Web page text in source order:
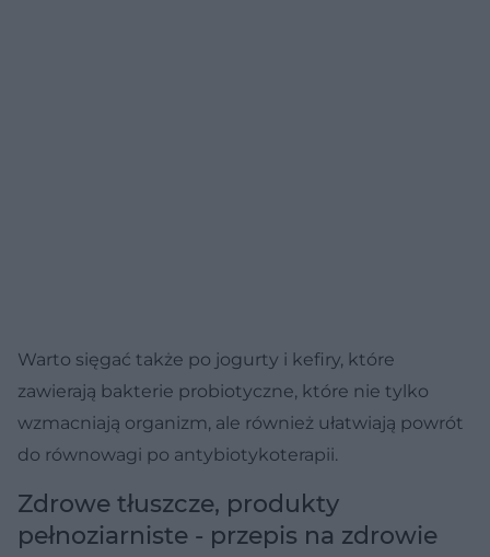
Warto sięgać także po jogurty i kefiry, które
zawierają bakterie probiotyczne, które nie tylko
wzmacniają organizm, ale również ułatwiają powrót
do równowagi po antybiotykoterapii.
Zdrowe tłuszcze, produkty
pełnoziarniste - przepis na zdrowie